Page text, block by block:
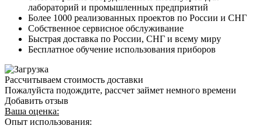
лабораторий и промышленных предприятий
Более 1000 реализованных проектов по России и СНГ
Собственное сервисное обслуживание
Быстрая доставка по России, СНГ и всему миру
Бесплатное обучение использования приборов
Рассчитываем стоимость доставки
Пожалуйста подождите, рассчет займет немного времени
Добавить отзыв
Ваша оценка:
Опыт использования: